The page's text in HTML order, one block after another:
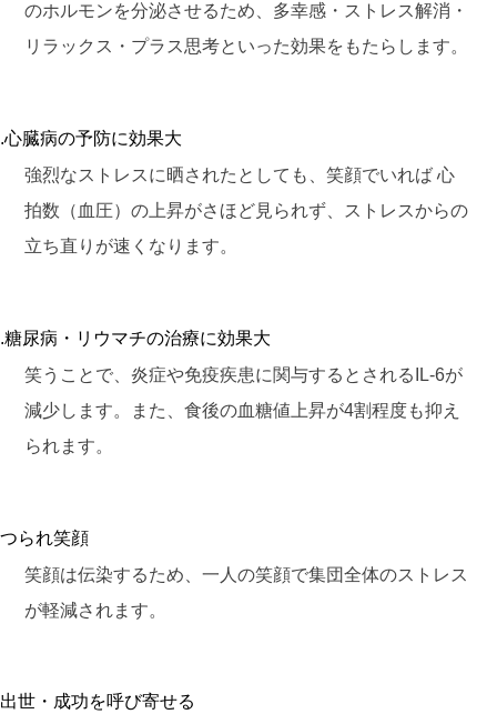
のホルモンを分泌させるため、多幸感・ストレス解消・
リラックス・プラス思考といった効果をもたらします。
.心臓病の予防に効果大
強烈なストレスに晒されたとしても、笑顔でいれば 心
拍数（血圧）の上昇がさほど見られず、ストレスからの
立ち直りが速くなります。
.糖尿病・リウマチの治療に効果大
笑うことで、炎症や免疫疾患に関与するとされるIL-6が
減少します。また、食後の血糖値上昇が4割程度も抑え
られます。
つられ笑顔
笑顔は伝染するため、一人の笑顔で集団全体のストレス
が軽減されます。
出世・成功を呼び寄せる